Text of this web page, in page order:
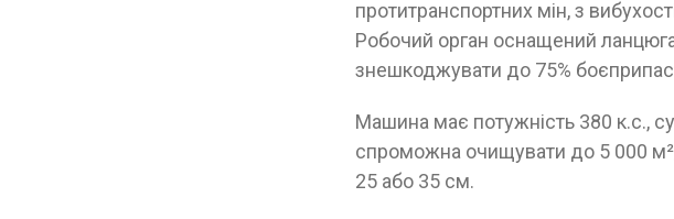
протитранспортних мін, з
Робочий орган оснащений
знешкоджувати до 75%
Машина має потужність 380 к.с.,
спроможна очищувати до 5 000
25 або 35 см.